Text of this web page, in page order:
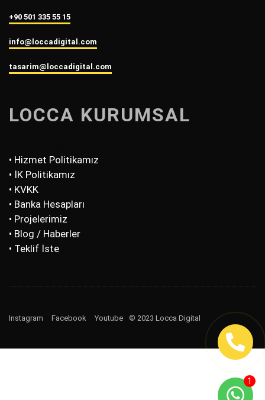
+90 501 335 55 15
info@loccadigital.com
tasarim@loccadigital.com
LOCCA KURUMSAL
• Hizmet Politikamız
• İK Politikamız
• KVKK
• Banka Hesapları
• Projelerimiz
• Blog / Haberler
• Teklif İste
© 2023 Locca Digital
Instagram Facebook Youtube
1